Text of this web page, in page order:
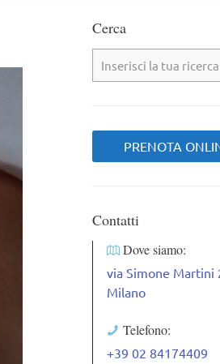
Cerca
PRENOTA
Contatti
Dove siamo:
via Simone Martini
Milano
Telefono:
+39 02 84174409